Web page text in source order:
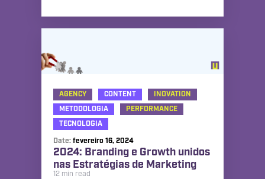
AGENCY CONTENT
INOVATION
METODOLOGIA
PERFORMANCE
TECNOLOGIA
Date: fevereiro 16, 2024
2024: Branding e Growth unidos
nas Estratégias de Marketing
12 min read